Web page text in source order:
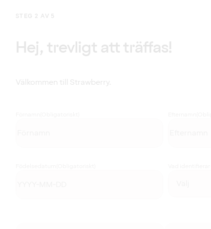
STEG 2 AV 5
Hej, trevligt att träffas!
Välkommen till Strawberry.